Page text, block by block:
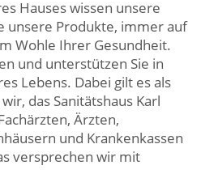
Hauses wissen unsere
unsere Produkte, immer auf
Wohle Ihrer Gesundheit.
und unterstützen Sie in
Lebens. Dabei gilt es als
das Sanitätshaus Karl
Ärzten,
und Krankenkassen
versprechen wir mit